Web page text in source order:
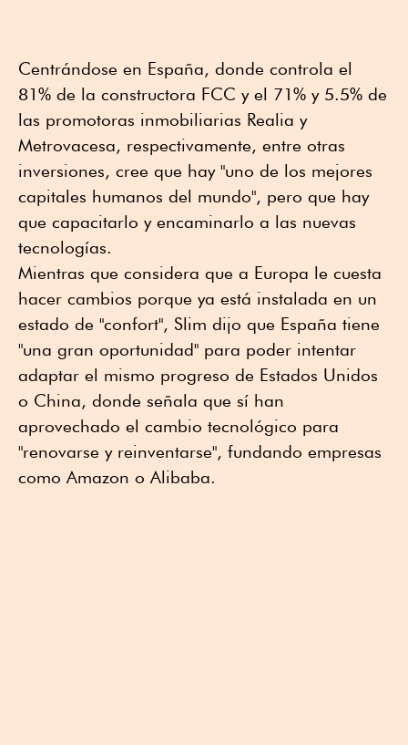
Centrándose en España, donde controla el
81% de la constructora FCC y el 71% y 5.5% de
las promotoras inmobiliarias Realia y
Metrovacesa, respectivamente, entre otras
inversiones, cree que hay "uno de los mejores
capitales humanos del mundo", pero que hay
que capacitarlo y encaminarlo a las nuevas
tecnologías.
Mientras que considera que a Europa le cuesta
hacer cambios porque ya está instalada en un
estado de "confort", Slim dijo que España tiene
"una gran oportunidad" para poder intentar
adaptar el mismo progreso de Estados Unidos
o China, donde señala que sí han
aprovechado el cambio tecnológico para
"renovarse y reinventarse", fundando empresas
como Amazon o Alibaba.